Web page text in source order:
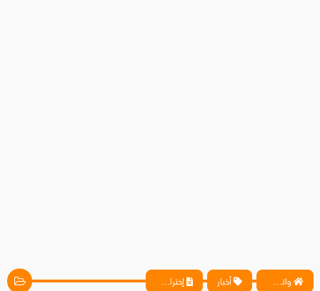
واتس آب ، فيسبوك ، أنترنت ، شروحات تقنية حصرية - المحترف أخبار إختراق وتخريب سرفر Meditel